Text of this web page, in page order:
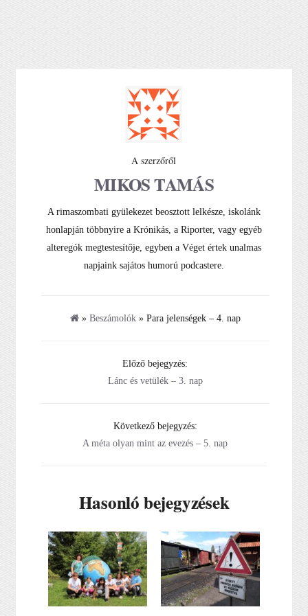
A szerzőről
MIKOS TAMÁS
A rimaszombati gyülekezet beosztott lelkésze, iskolánk
honlapján többnyire a Krónikás, a Riporter, vagy egyéb
alteregók megtestesítője, egyben a Véget értek unalmas
napjaink sajátos humorú podcastere.
» Beszámolók» Para jelenségek – 4. nap
Előző bejegyzés:
Lánc és vetülék – 3. nap
Következő bejegyzés:
A méta olyan mint az evezés – 5. nap
Hasonló bejegyzések